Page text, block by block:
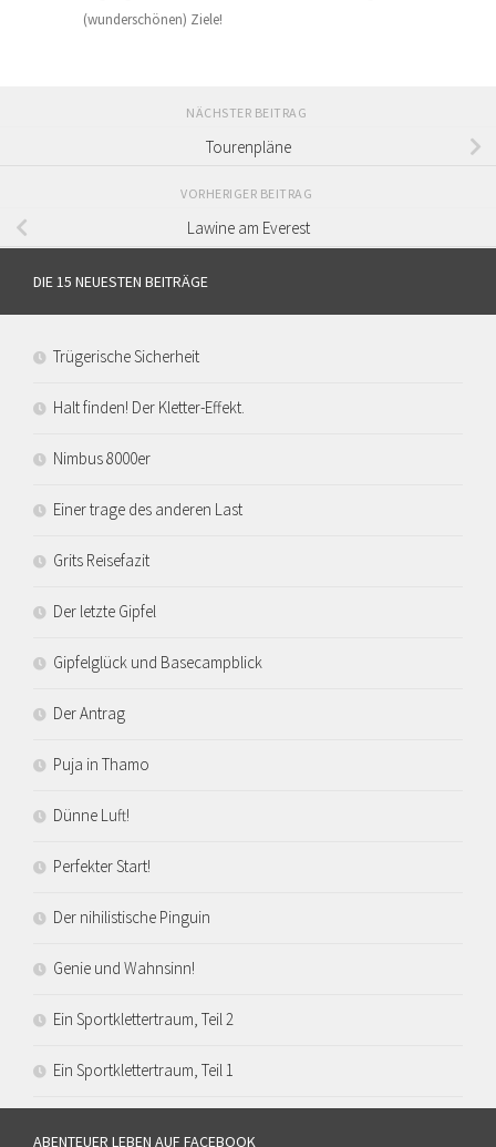
(wunderschönen) Ziele!
NÄCHSTER BEITRAG
Tourenpläne
VORHERIGER BEITRAG
Lawine am Everest
DIE 15 NEUESTEN BEITRÄGE
Trügerische Sicherheit
Halt finden! Der Kletter-Effekt.
Nimbus 8000er
Einer trage des anderen Last
Grits Reisefazit
Der letzte Gipfel
Gipfelglück und Basecampblick
Der Antrag
Puja in Thamo
Dünne Luft!
Perfekter Start!
Der nihilistische Pinguin
Genie und Wahnsinn!
Ein Sportklettertraum, Teil 2
Ein Sportklettertraum, Teil 1
ABENTEUER LEBEN AUF FACEBOOK